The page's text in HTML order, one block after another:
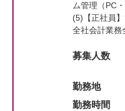
ム管理（PC
(5)【正社員
全社会計業務
募集人数
勤務地
勤務時間